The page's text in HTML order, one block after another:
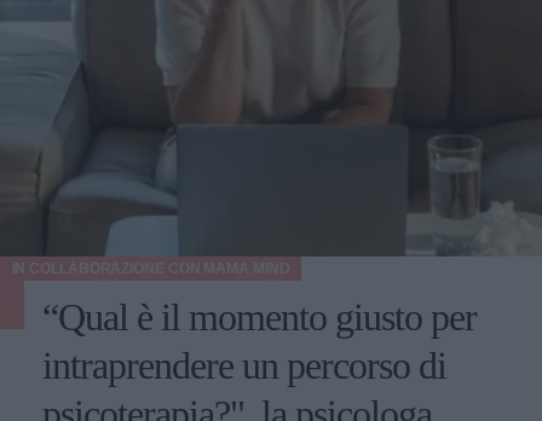
“Qual è il momento giusto per
intraprendere un percorso di
IN COLLABORAZIONE CON MAMA MIND